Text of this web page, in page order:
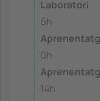
Laboratori
6h
0h
14h